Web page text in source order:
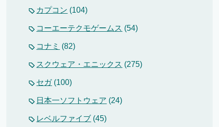
カプコン (104)
コーエーテクモゲームス (54)
コナミ (82)
スクウェア・エニックス (275)
セガ(100)
日本一ソフトウェア (24)
レベルファイブ (45)